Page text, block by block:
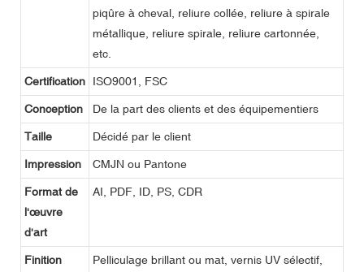
piqûre à cheval, reliure collée, reliure à spirale
métallique, reliure spirale, reliure cartonnée,
etc.
Certification ISO9001, FSC
Conception De la part des clients et des équipementiers
Taille Décidé par le client
Impression CMJN ou Pantone
Format de
l'œuvre
d'art
AI, PDF, ID, PS, CDR
Finition
Pelliculage brillant ou mat, vernis UV sélectif,